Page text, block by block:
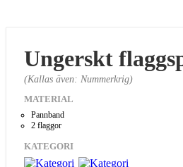
Ungerskt
(Kallas även: Nummerkrig)
MATERIAL
Pannband
2 flaggor
KATEGORI